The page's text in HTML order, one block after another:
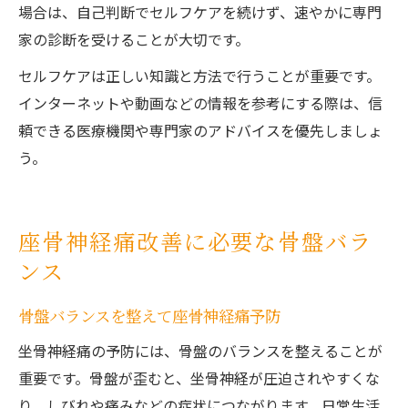
場合は、自己判断でセルフケアを続けず、速やかに専門
家の診断を受けることが大切です。
セルフケアは正しい知識と方法で行うことが重要です。
インターネットや動画などの情報を参考にする際は、信
頼できる医療機関や専門家のアドバイスを優先しましょ
う。
座骨神経痛改善に必要な骨盤バラ
ンス
骨盤バランスを整えて座骨神経痛予防
坐骨神経痛の予防には、骨盤のバランスを整えることが
重要です。骨盤が歪むと、坐骨神経が圧迫されやすくな